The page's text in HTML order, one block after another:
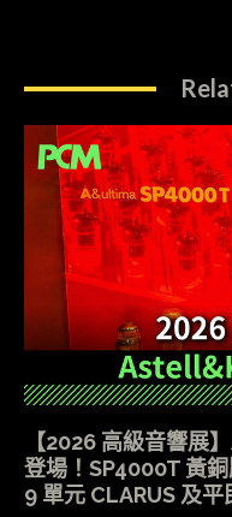
【2026 高級音響展
登場！SP4000T 黃
9 單元 CLARUS 及